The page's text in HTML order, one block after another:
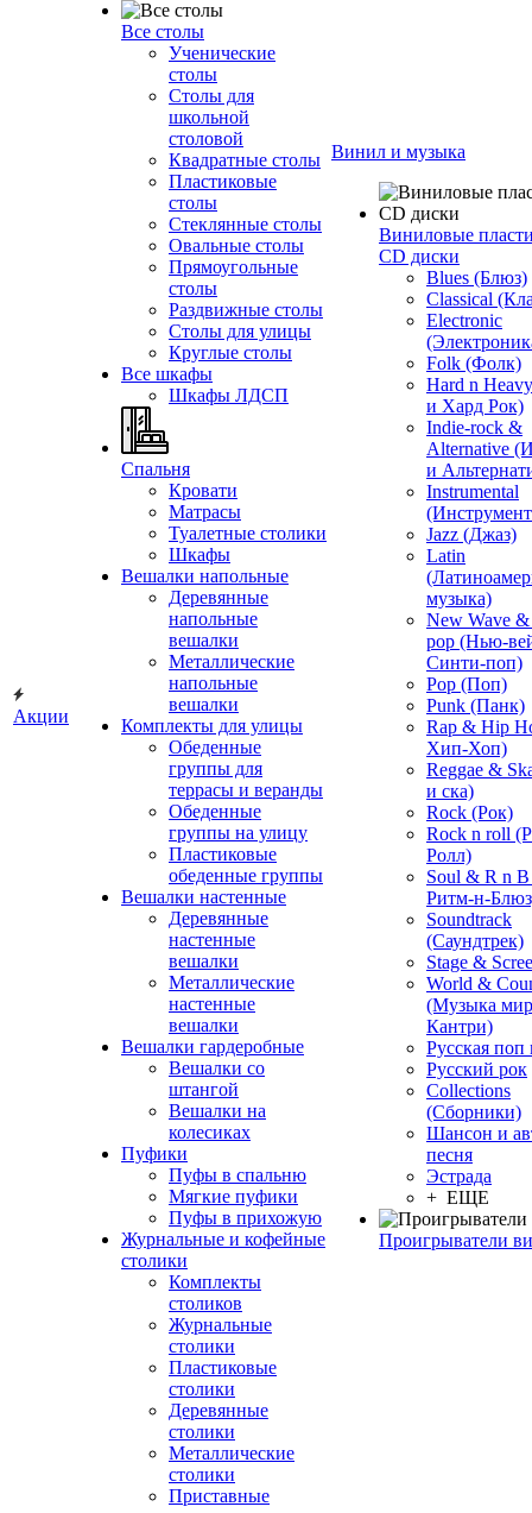
Акции
Все столы
Ученические
столы
Столы для
школьной
столовой
Квадратные столы
Пластиковые
столы
Стеклянные столы
Овальные столы
Прямоугольные
столы
Раздвижные столы
Столы для улицы
Круглые столы
Все шкафы
Шкафы ЛДСП
Спальня
Кровати
Матрасы
Туалетные столики
Шкафы
Вешалки напольные
Деревянные
напольные
вешалки
Металлические
напольные
вешалки
Комплекты для улицы
Обеденные
группы для
террасы и веранды
Обеденные
группы на улицу
Пластиковые
обеденные группы
Вешалки настенные
Деревянные
настенные
вешалки
Металлические
настенные
вешалки
Вешалки гардеробные
Вешалки со
штангой
Вешалки на
колесиках
Пуфики
Пуфы в спальню
Мягкие пуфики
Пуфы в прихожую
Журнальные и кофейные
столики
Комплекты
столиков
Журнальные
столики
Пластиковые
столики
Деревянные
столики
Металлические
столики
Приставные
Винил и музыка
Виниловые
CD диски
Blues (Блюз)
Classical
Electronic
Folk (Фолк)
Hard n
и Хард Рок)
Indie-rock &
Alternative
и
Instrumental
Jazz (Джаз)
Latin
музыка)
New Wave
pop (Нью-
Синти-поп)
Pop (Поп)
Punk (Панк)
Rap & Hip
Хип-Хоп)
Reggae &
и ска)
Rock (Рок)
Rock n roll
Ролл)
Soul & R n
Ритм-н-
Soundtrack
(Саундтрек)
Stage &
World &
(Музыка
Кантри)
Русская поп
Русский рок
Сollections
(Сборники)
Шансон и
песня
Эстрада
+ ЕЩЕ
Проигрыватели